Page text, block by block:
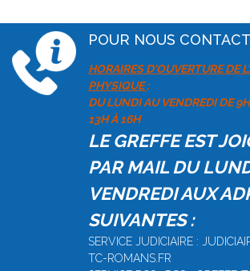
POUR NOUS
HORAIRES D'OUVERTURE DE
PHYSIQUE:
DU LUNDI AU VENDREDI DE
13H À 16H
LE GREFFE EST
PAR MAIL DU
VENDREDI AUX
SUIVANTES :
SERVICE JUDICIAIRE :
TC-ROMANS.FR